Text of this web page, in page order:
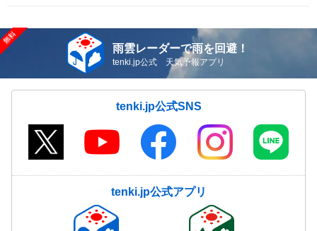
雨雲レーダーで雨を回避！
tenki.jp公式 天気予報アプリ
tenki.jp公式SNS
tenki.jp公式アプリ